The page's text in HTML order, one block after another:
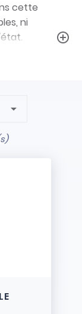
cette
ni
add_circle_outline
